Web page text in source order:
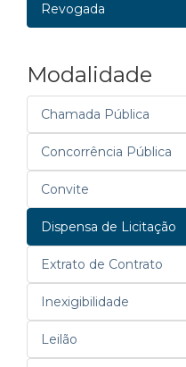
Revogada
Modalidade
Chamada Pública
Concorrência Pública
Convite
Dispensa de Licitação
Extrato de Contrato
Inexigibilidade
Leilão